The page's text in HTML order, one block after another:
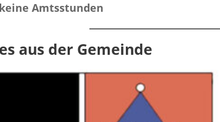
Amtsstunden
aus der Gemeinde